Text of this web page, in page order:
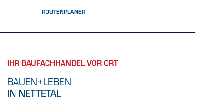
ROUTENPLANER
IHR BAUFACHHANDEL VOR ORT
BAUEN+LEBEN
IN NETTETAL